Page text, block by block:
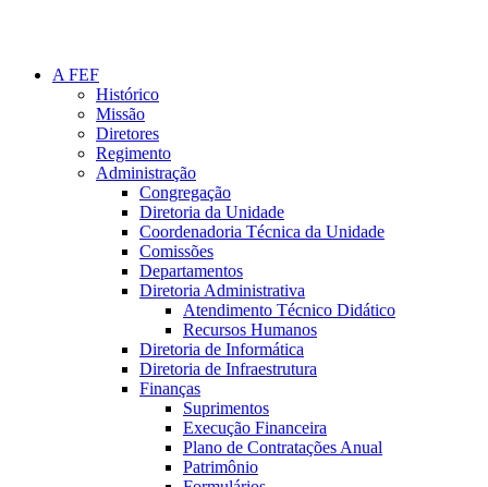
A FEF
Histórico
Missão
Diretores
Regimento
Administração
Congregação
Diretoria da Unidade
Coordenadoria Técnica da Unidade
Comissões
Departamentos
Diretoria Administrativa
Atendimento Técnico Didático
Recursos Humanos
Diretoria de Informática
Diretoria de Infraestrutura
Finanças
Suprimentos
Execução Financeira
Plano de Contratações Anual
Patrimônio